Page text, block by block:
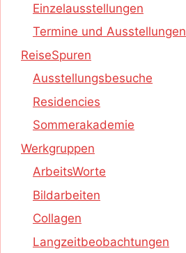
Einzelausstellungen
Termine und Ausstellungen
ReiseSpuren
Ausstellungsbesuche
Residencies
Sommerakademie
Werkgruppen
ArbeitsWorte
Bildarbeiten
Collagen
Langzeitbeobachtungen